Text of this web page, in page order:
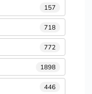
157
718
772
1898
446